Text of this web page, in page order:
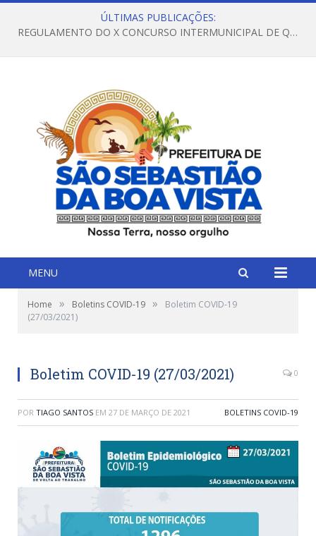
ÚLTIMAS PUBLICAÇÕES:
REGULAMENTO DO X CONCURSO INTERMUNICIPAL DE QUADRILHAS JUNINAS – 2026 – ARRAIÁ DA VENEZA
MENU
Home » Boletins COVID-19 »
Boletim COVID-19
(27/03/2021)
Boletim COVID-19 (27/03/2021) 0
POR TIAGO SANTOS EM 27 DE MARÇO DE 2021 BOLETINS COVID-19